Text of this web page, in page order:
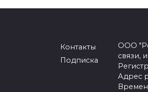
Контакты
Подписка
ООО
связи,
Адрес